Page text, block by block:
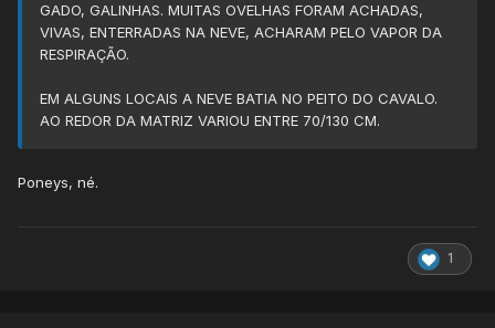
GADO, GALINHAS. MUITAS OVELHAS FORAM ACHADAS,
VIVAS, ENTERRADAS NA NEVE, ACHARAM PELO VAPOR DA
RESPIRAÇÃO.
EM ALGUNS LOCAIS A NEVE BATIA NO PEITO DO CAVALO.
AO REDOR DA MATRIZ VARIOU ENTRE 70/130 CM.
Poneys, né.
1